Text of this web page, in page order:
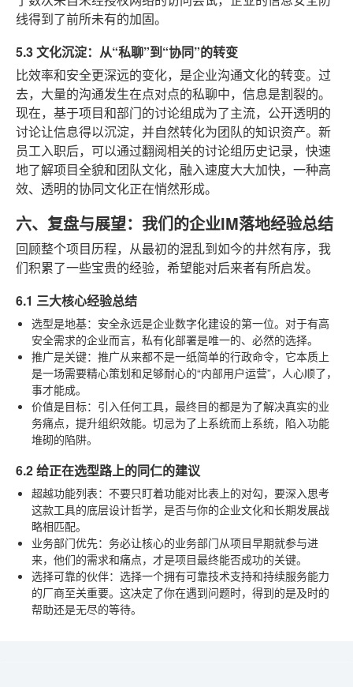
线得到了前所未有的加固。
5.3 文化沉淀：从“私聊”到“协同”的转变
比效率和安全更深远的变化，是企业沟通文化的转变。过
去，大量的沟通发生在点对点的私聊中，信息是割裂的。
现在，基于项目和部门的讨论组成为了主流，公开透明的
讨论让信息得以沉淀，并自然转化为团队的知识资产。新
员工入职后，可以通过翻阅相关的讨论组历史记录，快速
地了解项目全貌和团队文化，融入速度大大加快，一种高
效、透明的协同文化正在悄然形成。
六、复盘与展望：我们的企业IM落地经验总结
回顾整个项目历程，从最初的混乱到如今的井然有序，我
们积累了一些宝贵的经验，希望能对后来者有所启发。
6.1 三大核心经验总结
选型是地基：安全永远是企业数字化建设的第一位。对于有高
安全需求的企业而言，私有化部署是唯一的、必然的选择。
推广是关键：推广从来都不是一纸简单的行政命令，它本质上
是一场需要精心策划和足够耐心的“内部用户运营”，人心顺了，
事才能成。
价值是目标：引入任何工具，最终目的都是为了解决真实的业
务痛点，提升组织效能。切忌为了上系统而上系统，陷入功能
堆砌的陷阱。
6.2 给正在选型路上的同仁的建议
超越功能列表：不要只盯着功能对比表上的对勾，要深入思考
这款工具的底层设计哲学，是否与你的企业文化和长期发展战
略相匹配。
业务部门优先：务必让核心的业务部门从项目早期就参与进
来，他们的需求和痛点，才是项目最终能否成功的关键。
选择可靠的伙伴：选择一个拥有可靠技术支持和持续服务能力
的厂商至关重要。这决定了你在遇到问题时，得到的是及时的
帮助还是无尽的等待。